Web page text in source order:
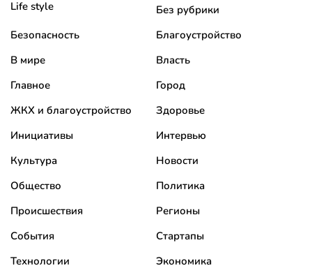
Life style
Без рубрики
Безопасность
Благоустройство
В мире
Власть
Главное
Город
ЖКХ и благоустройство
Здоровье
Инициативы
Интервью
Культура
Новости
Общество
Политика
Происшествия
Регионы
События
Стартапы
Технологии
Экономика